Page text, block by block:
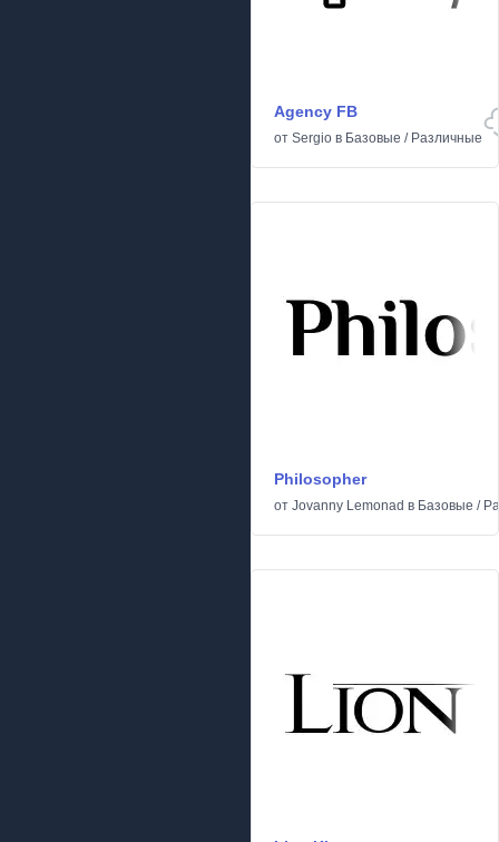
Agency FB
от Sergio в Базовые / Различные
Philosopher
от Jovanny Lemonad в Базовые /